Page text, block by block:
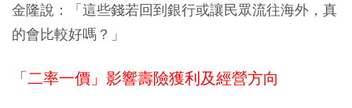
金隆說：「這些錢若回到銀行或讓民眾流往海外，真
的會比較好嗎？」
「二率一價」影響壽險獲利及經營方向